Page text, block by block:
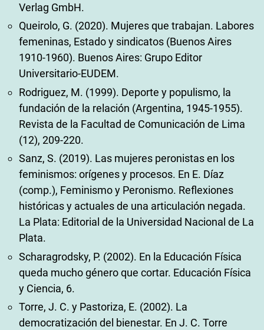
Verlag GmbH.
Queirolo, G. (2020). Mujeres que trabajan. Labores
femeninas, Estado y sindicatos (Buenos Aires
1910-1960). Buenos Aires: Grupo Editor
Universitario-EUDEM.
Rodriguez, M. (1999). Deporte y populismo, la
fundación de la relación (Argentina, 1945-1955).
Revista de la Facultad de Comunicación de Lima
(12), 209-220.
Sanz, S. (2019). Las mujeres peronistas en los
feminismos: orígenes y procesos. En E. Díaz
(comp.), Feminismo y Peronismo. Reflexiones
históricas y actuales de una articulación negada.
La Plata: Editorial de la Universidad Nacional de La
Plata.
Scharagrodsky, P. (2002). En la Educación Física
queda mucho género que cortar. Educación Física
y Ciencia, 6.
Torre, J. C. y Pastoriza, E. (2002). La
democratización del bienestar. En J. C. Torre